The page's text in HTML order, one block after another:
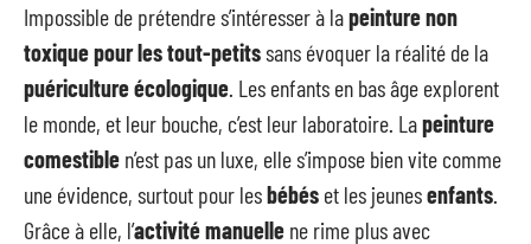
Impossible de prétendre s’intéresser à lapeinture non
toxique pour les tout-petitssans évoquer la réalité de la
puériculture écologique . Les enfants en bas âge explorent
le monde, et leur bouche, c’est leur laboratoire. Lapeinture
comestible n’est pas un luxe, elle s’impose bien vite comme
une évidence, surtout pour lesbébés et les jeunesenfants
Grâce à elle, l’activité manuelle ne rime plus avec